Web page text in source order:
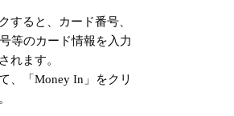
すると、カード番号、
等のカード情報を入力
れます。
、「Money In」をクリ